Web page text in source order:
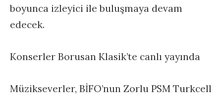
boyunca izleyici ile buluşmaya devam
edecek.
Konserler Borusan Klasik’te canlı yayında
Müzikseverler, BİFO’nun Zorlu PSM Turkcell